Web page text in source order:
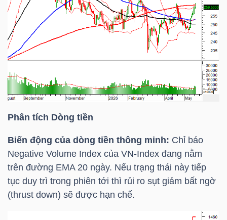
Phân tích Dòng tiền
Biến động của dòng tiền thông minh: Chỉ báo
Negative Volume Index của VN-Index đang nằm
trên đường EMA 20 ngày. Nếu trạng thái này tiếp
tục duy trì trong phiên tới thì rủi ro sụt giảm bất ngờ
(thrust down) sẽ được hạn chế.
Dữ
liệu
chính